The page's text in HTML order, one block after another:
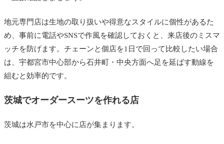
地元専門店は生地の取り扱いや得意なスタイルに個性があるた
め、事前に電話やSNSで作風を確認しておくと、来店後のミスマ
ッチを防げます。チェーンと個店を1日で回って比較したい場合
は、宇都宮市中心部から石井町・中央方面へ足を延ばす動線を
組むと効率的です。
茨城でオーダースーツを作れる店
茨城は水戸市を中心に店が集まります。